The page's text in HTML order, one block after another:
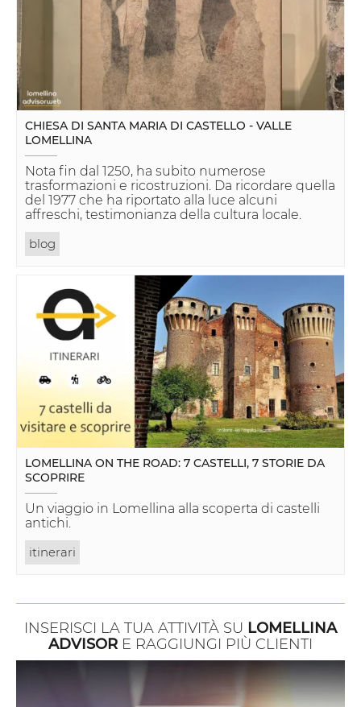
CHIESA DI SANTA MARIA DI CASTELLO - VALLE
LOMELLINA
Nota fin dal 1250, ha subito numerose
trasformazioni e ricostruzioni. Da ricordare quella
del 1977 che ha riportato alla luce alcuni
affreschi, testimonianza della cultura locale.
blog
LOMELLINA ON THE ROAD: 7 CASTELLI, 7 STORIE DA
SCOPRIRE
Un viaggio in Lomellina alla scoperta di castelli
antichi.
itinerari
INSERISCI LA TUA ATTIVITÀ SU LOMELLINA
ADVISOR E RAGGIUNGI PIÙ CLIENTI